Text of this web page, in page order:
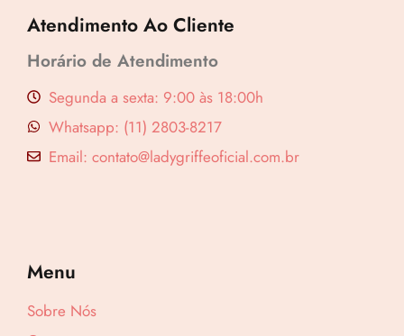
Atendimento Ao Cliente
Horário de Atendimento
Segunda a sexta: 9:00 às 18:00h
Whatsapp: (11) 2803-8217
Email: contato@ladygriffeoficial.com.br
Menu
Sobre Nós